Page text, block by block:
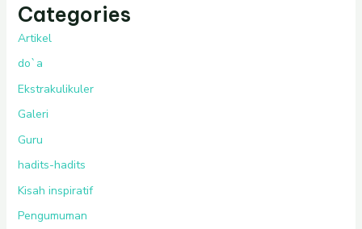
Categories
Artikel
do`a
Ekstrakulikuler
Galeri
Guru
hadits-hadits
Kisah inspiratif
Pengumuman